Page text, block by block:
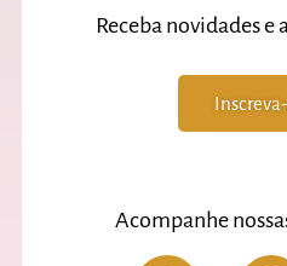
Receba novidades e
Acompanhe